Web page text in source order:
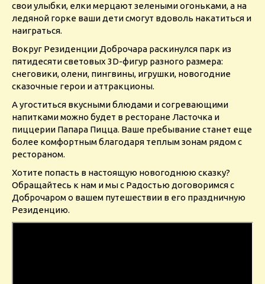
свои улыбки, елки мерцают зелеными огоньками, а на
ледяной горке ваши дети смогут вдоволь накатиться и
наиграться.
Вокруг Резиденции Доброчара раскинулся парк из
пятидесяти световых 3D-фигур разного размера:
снеговики, олени, пингвины, игрушки, новогодние
сказочные герои и аттракционы.
А угоститься вкусными блюдами и согревающими
напитками можно будет в ресторане Ласточка и
пиццерии Папара Пицца. Ваше пребывание станет еще
более комфортным благодаря теплым зонам рядом с
рестораном.
Хотите попасть в настоящую новогоднюю сказку?
Обращайтесь к нам и мы с Радостью договоримся с
Доброчаром о вашем путешествии в его праздничную
Резиденцию.